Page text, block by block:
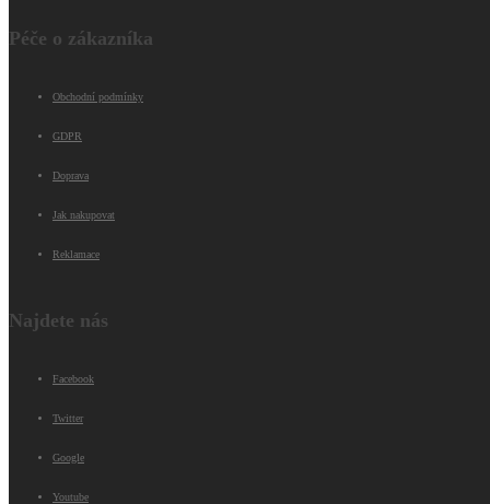
Péče o zákazníka
Obchodní podmínky
GDPR
Doprava
Jak nakupovat
Reklamace
Najdete nás
Facebook
Twitter
Google
Youtube